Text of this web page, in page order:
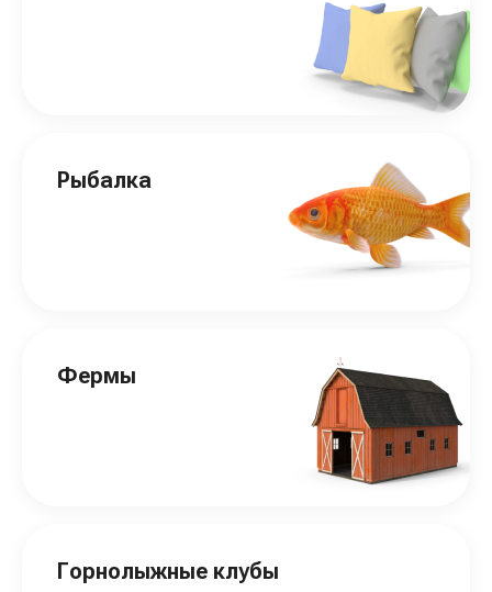
Рыбалка
Фермы
Горнолыжные клубы